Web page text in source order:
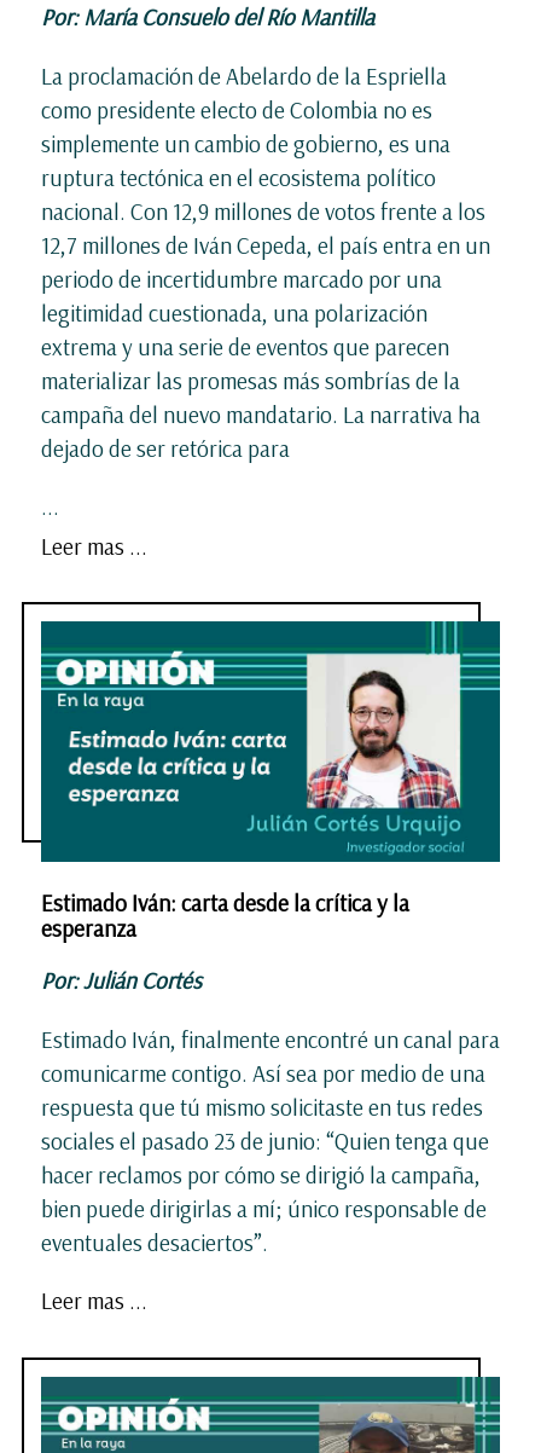
Por: María Consuelo del Río Mantilla
La proclamación de Abelardo de la Espriella
como presidente electo de Colombia no es
simplemente un cambio de gobierno, es una
ruptura tectónica en el ecosistema político
nacional. Con 12,9 millones de votos frente a los
12,7 millones de Iván Cepeda, el país entra en un
periodo de incertidumbre marcado por una
legitimidad cuestionada, una polarización
extrema y una serie de eventos que parecen
materializar las promesas más sombrías de la
campaña del nuevo mandatario. La narrativa ha
dejado de ser retórica para
...
Leer mas ...
Estimado Iván: carta desde la crítica y la
esperanza
Por: Julián Cortés
Estimado Iván, finalmente encontré un canal para
comunicarme contigo. Así sea por medio de una
respuesta que tú mismo solicitaste en tus redes
sociales el pasado 23 de junio: “Quien tenga que
hacer reclamos por cómo se dirigió la campaña,
bien puede dirigirlas a mí; único responsable de
eventuales desaciertos”.
Leer mas ...